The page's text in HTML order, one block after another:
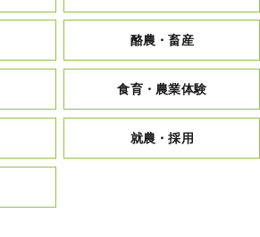
酪農・畜産
食育・農業体験
就農・採用